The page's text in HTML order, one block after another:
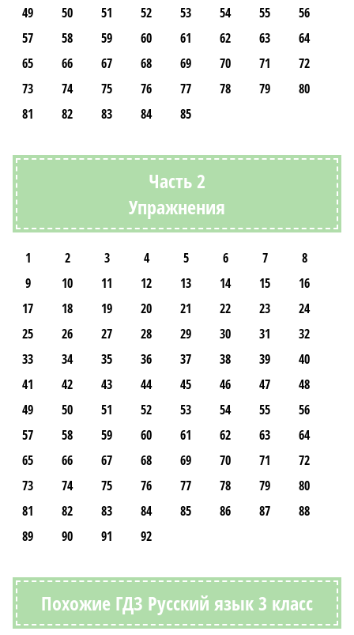
49 50 51 52 53 54 55
56
57
58 59 60 61 62 63
64
65
66 67 68 69 70 71
72
73
74 75 76 77 78 79
80
81
82 83 84 85
Часть 2
Упражнения
1 2 3 4 5 6 7
8
9
10 11 12 13 14 15
16
17
18 19 20 21 22 23
24
25
26 27 28 29 30 31
32
33
34 35 36 37 38 39
40
41
42 43 44 45 46 47
48
49
50 51 52 53 54 55
56
57
58 59 60 61 62 63
64
65
66 67 68 69 70 71
72
73
74 75 76 77 78 79
80
81
82 83 84 85 86 87
88
89
90 91 92
Похожие ГДЗ Русский язык 3 класс